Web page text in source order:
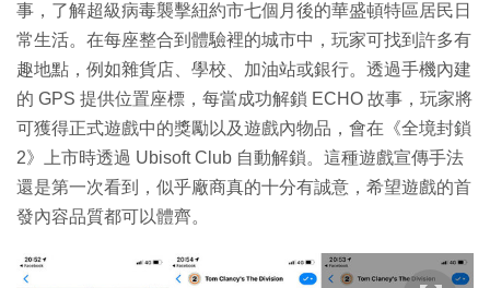
事，了解超級病毒襲擊紐約市七個月後的華盛頓特區居民日
常生活。在每座整合到體驗裡的城市中，玩家可找到許多有
趣地點，例如雜貨店、學校、加油站或銀行。透過手機內建
的 GPS 提供位置座標，每當成功解鎖 ECHO 故事，玩家將
可獲得正式遊戲中的獎勵以及遊戲內物品，會在《全境封鎖
2》上市時透過 Ubisoft Club 自動解鎖。這種遊戲宣傳手法
還是第一次看到，似乎廠商真的十分有誠意，希望遊戲的首
發內容品質都可以體齊。